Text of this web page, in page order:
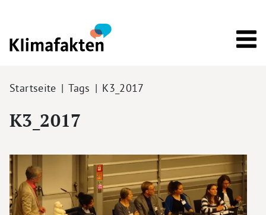
Pfadnavigation
Startseite Tags K3_2017
K3_2017